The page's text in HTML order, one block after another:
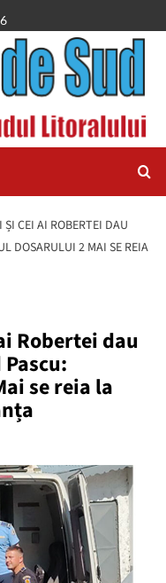
CEI AI ROBERTEI DAU
DOSARULUI 2 MAI SE REIA
Robertei dau
se reia la